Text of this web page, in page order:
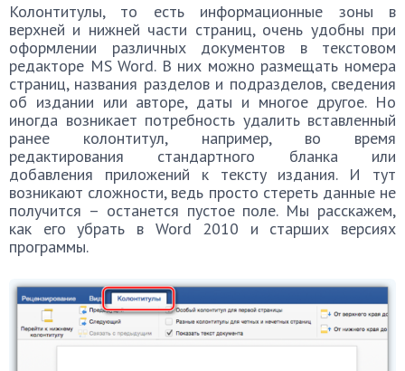
Колонтитулы, то есть информационные зоны в
верхней и нижней части страниц, очень удобны при
оформлении различных документов в текстовом
редакторе MS Word. В них можно размещать номера
страниц, названия разделов и подразделов, сведения
об издании или авторе, даты и многое другое. Но
иногда возникает потребность удалить вставленный
ранее колонтитул, например, во время
редактирования стандартного бланка или
добавления приложений к тексту издания. И тут
возникают сложности, ведь просто стереть данные не
получится – останется пустое поле. Мы расскажем,
как его убрать в Word 2010 и старших версиях
программы.